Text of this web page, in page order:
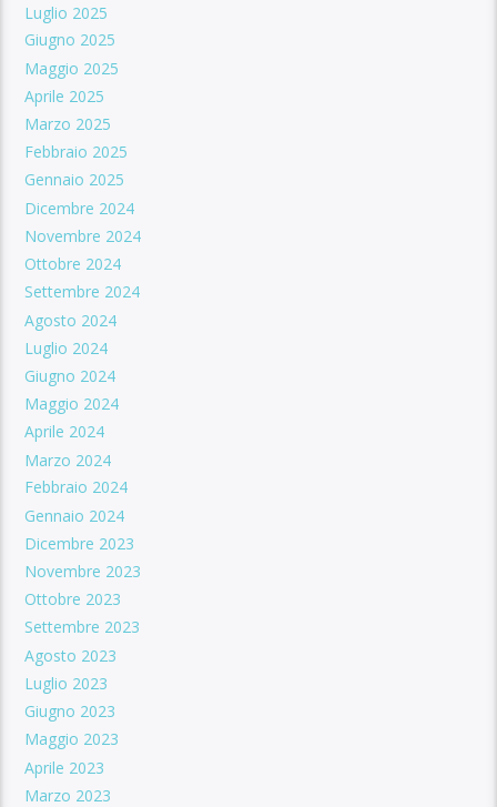
Luglio 2025
Giugno 2025
Maggio 2025
Aprile 2025
Marzo 2025
Febbraio 2025
Gennaio 2025
Dicembre 2024
Novembre 2024
Ottobre 2024
Settembre 2024
Agosto 2024
Luglio 2024
Giugno 2024
Maggio 2024
Aprile 2024
Marzo 2024
Febbraio 2024
Gennaio 2024
Dicembre 2023
Novembre 2023
Ottobre 2023
Settembre 2023
Agosto 2023
Luglio 2023
Giugno 2023
Maggio 2023
Aprile 2023
Marzo 2023